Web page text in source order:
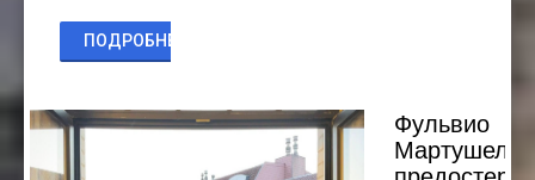
ПОДРОБНЕЕ...
Фульвио
Мартушелло